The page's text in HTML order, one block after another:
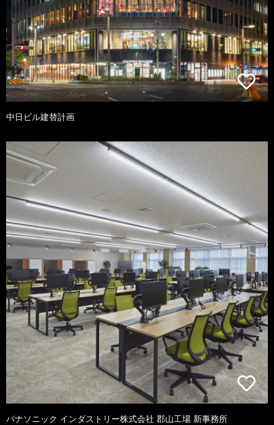
中日ビル建替計画
パナソニック インダストリー株式会社 郡山工場 新事務所